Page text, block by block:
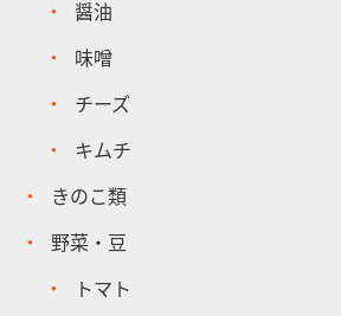
醤油
味噌
チーズ
キムチ
きのこ類
野菜・豆
トマト